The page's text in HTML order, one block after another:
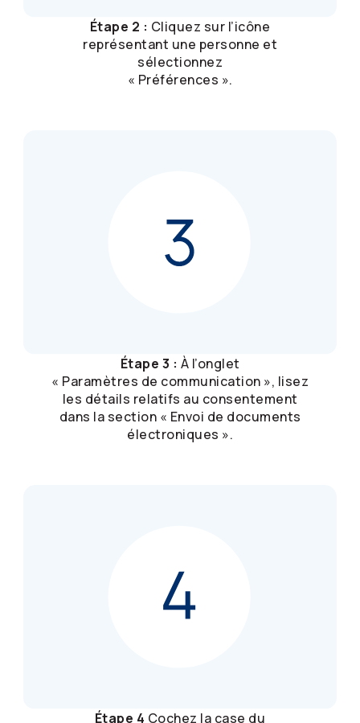
Étape 2 : Cliquez sur l’icône
représentant une personne et
sélectionnez
« Préférences ».
Étape 3 : À l’onglet
« Paramètres de communication », lisez
les détails relatifs au consentement
dans la section « Envoi de documents
électroniques ».
Étape 4 Cochez la case du